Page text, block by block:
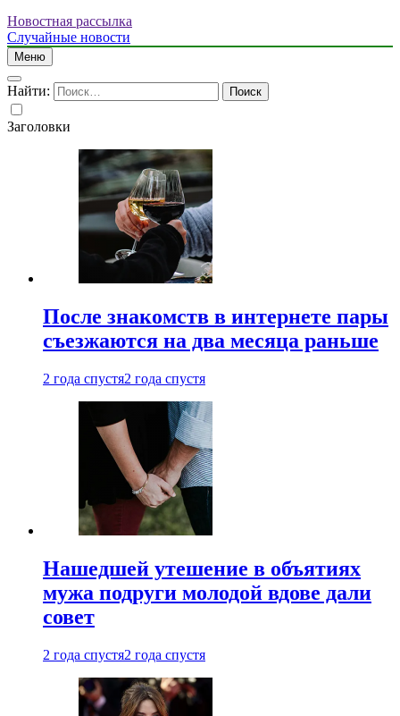
Новостная рассылка
Случайные новости
Меню
Найти:
Заголовки
После знакомств в интернете пары
съезжаются на два месяца раньше
2 года спустя2 года спустя
Нашедшей утешение в объятиях
мужа подруги молодой вдове дали
совет
2 года спустя2 года спустя